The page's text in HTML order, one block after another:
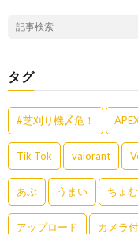
タグ
#芝刈り機〆危！
Tik Tok valorant
あぶ うまい ちょ
アップロード カメラ